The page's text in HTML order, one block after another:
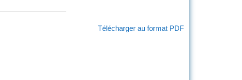
Télécharger au format PDF